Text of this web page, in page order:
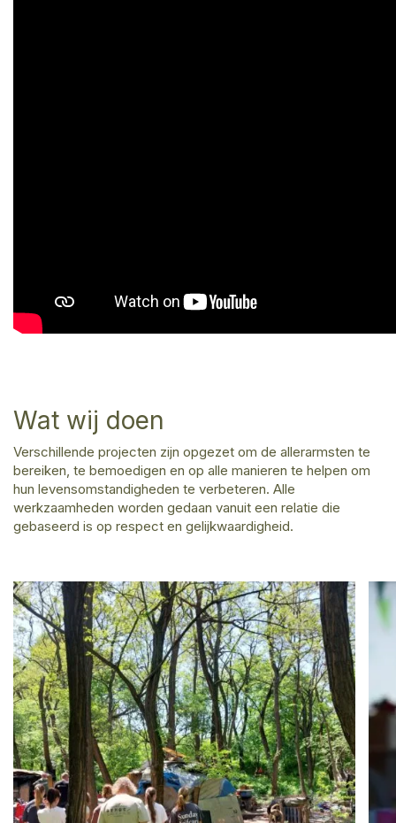
Wat wij doen
Verschillende projecten zijn opgezet om de allerarmsten te
bereiken, te bemoedigen en op alle manieren te helpen om
hun levensomstandigheden te verbeteren. Alle
werkzaamheden worden gedaan vanuit een relatie die
gebaseerd is op respect en gelijkwaardigheid.